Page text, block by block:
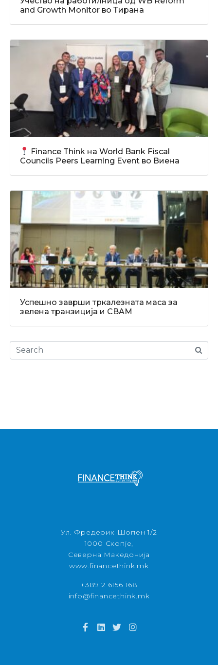
and Growth Monitor во Тирана
Finance Think на World Bank Fiscal
Councils Peers Learning Event во Виена
Успешно заврши тркалезната маса за
зелена транзиција и CBAM
Ул. Фредерик Шопен 1/2
1000 Скопје,
Северна Македонија
www.financethink.mk
+389 2 6156 168
info@financethink.mk